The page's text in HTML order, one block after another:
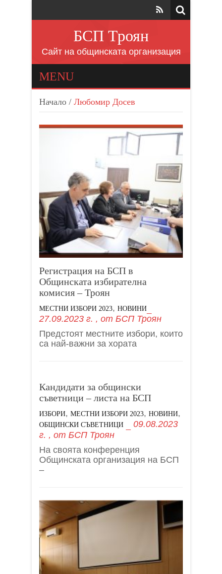
БСП Троян
Сайт на общинската организация
MENU
Начало / Любомир Досев
Регистрация на БСП в
Общинската избирателна
комисия – Троян
МЕСТНИ ИЗБОРИ 2023, НОВИНИ
27.09.2023 г. , от БСП Троян
Предстоят местните избори, които
са най-важни за хората
Кандидати за общински
съветници – листа на БСП
ИЗБОРИ, МЕСТНИ ИЗБОРИ 2023, НОВИНИ,
ОБЩИНСКИ СЪВЕТНИЦИ
09.08.2023
г. , от БСП Троян
На своята конференция
Общинската организация на БСП
–